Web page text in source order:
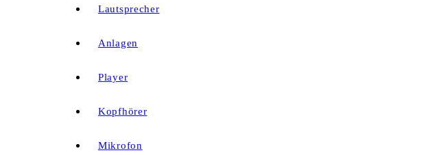
Lautsprecher
Anlagen
Player
Kopfhörer
Mikrofon